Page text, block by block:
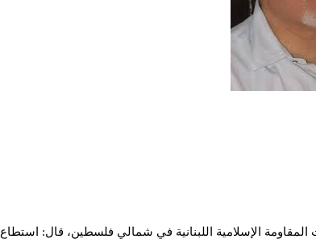
الإسلامية اللبنانية في شمالي فلسطين، قال: استطاع